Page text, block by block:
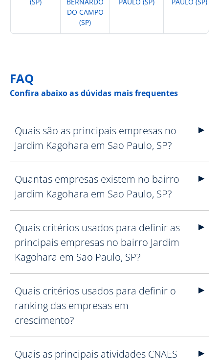
DO CAMPO
(SP)
FAQ
Confira abaixo as dúvidas mais frequentes
Quais são as principais empresas no
Jardim Kagohara em Sao Paulo, SP?
Quantas empresas existem no bairro
Jardim Kagohara em Sao Paulo, SP?
Quais critérios usados para definir as
principais empresas no bairro Jardim
Kagohara em Sao Paulo, SP?
Quais critérios usados para definir o
ranking das empresas em
crescimento?
Quais as principais atividades CNAES